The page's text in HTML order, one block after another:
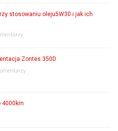
stosowaniu oleju5W30 i jak ich
Zontes 350D
4000km